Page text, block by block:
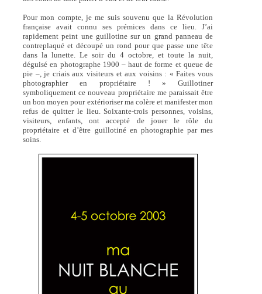
Pour mon compte, je me suis souvenu que la Révolution
française avait connu ses prémices dans ce lieu. J’ai
rapidement peint une guillotine sur un grand panneau de
contreplaqué et découpé un rond pour que passe une tête
dans la lunette. Le soir du 4 octobre, et toute la nuit,
déguisé en photographe 1900 – haut de forme et queue de
pie –, je criais aux visiteurs et aux voisins : « Faites vous
photographier en propriétaire ! » Guillotiner
symboliquement ce nouveau propriétaire me paraissait être
un bon moyen pour extérioriser ma colère et manifester mon
refus de quitter le lieu. Soixante-trois personnes, voisins,
visiteurs, enfants, ont accepté de jouer le rôle du
propriétaire et d’être guillotiné en photographie par mes
soins.